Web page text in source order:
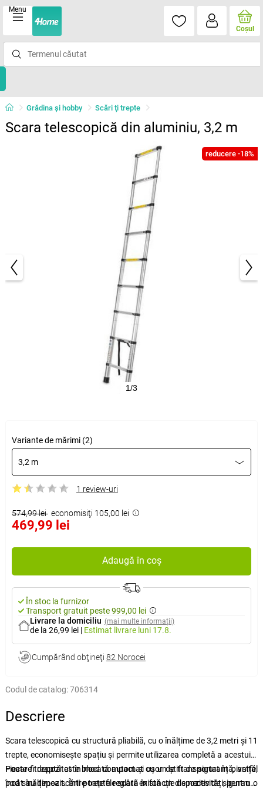
Menu
Coşul
Grădina şi hobby Scări ţi trepte
Scara telescopică din aluminiu, 3,2 m
reducere -18%
1/3
Variante de mărimi (2)
3,2 m
1 review-uri
574,99 lei economisiţi 105,00 lei
469,99 lei
Adaugă în coș
În stoc la furnizor
Transport gratuit peste 999,00 lei
Livrare la domiciliu (mai multe informații)
de la 26,99 lei | Estimat livrare luni 17.8.
Cumpărând obţineţi 82 Norocei
Codul de catalog:706314
Descriere
Scara telescopică cu structură pliabilă, cu o înălțime de 3,2 metri și 11
trepte, economisește spațiu și permite utilizarea completă a acestuia.
Fiecare treaptă este blocată automat cu un știft de siguranță, astfel
încât înălțimea scării poate fi reglată în funcție de necesități, pentru o
Poate fi depozitat în mod compact și ușor de transportat în pivniță,
pod sau depozit.Între treptele scării există un dispozitiv de siguranță